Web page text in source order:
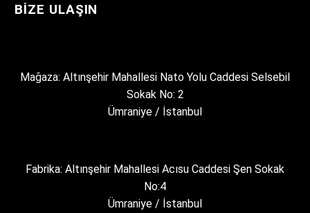
BIZE ULAŞIN
Mağaza: Altınşehir Mahallesi Nato Yolu Caddesi Selsebil
Sokak No: 2
Ümraniye / İstanbul
Fabrika: Altınşehir Mahallesi Acısu Caddesi Şen Sokak
No:4
Ümraniye / İstanbul